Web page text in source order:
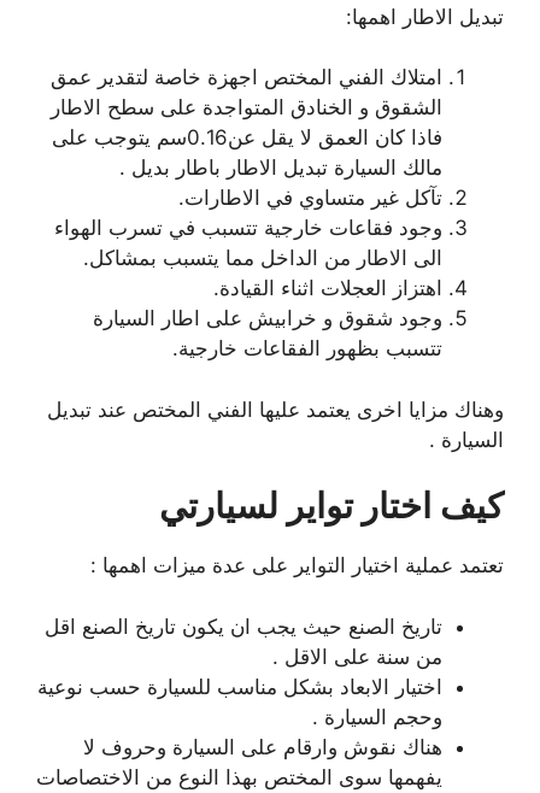
تبديل الاطار اهمها:
امتلاك الفني المختص اجهزة خاصة لتقدير عمق
الشقوق و الخنادق المتواجدة على سطح الاطار
فاذا كان العمق لا يقل عن0.16سم يتوجب على
مالك السيارة تبديل الاطار باطار بديل .
تآكل غير متساوي في الاطارات.
وجود فقاعات خارجية تتسبب في تسرب الهواء
الى الاطار من الداخل مما يتسبب بمشاكل.
اهتزاز العجلات اثناء القيادة.
وجود شقوق و خرابيش على اطار السيارة
تتسبب بظهور الفقاعات خارجية.
وهناك مزايا اخرى يعتمد عليها الفني المختص عند تبديل
السيارة .
كيف اختار تواير لسيارتي
تعتمد عملية اختيار التواير على عدة ميزات اهمها :
تاريخ الصنع حيث يجب ان يكون تاريخ الصنع اقل
من سنة على الاقل .
اختيار الابعاد بشكل مناسب للسيارة حسب نوعية
وحجم السيارة .
هناك نقوش وارقام على السيارة وحروف لا
يفهمها سوى المختص بهذا النوع من الاختصاصات